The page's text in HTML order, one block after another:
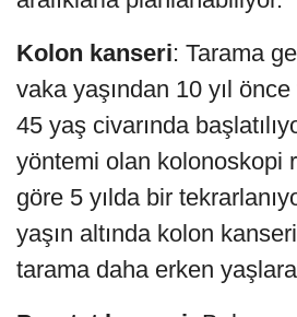
Kolon kanseri: Tarama
vaka yaşından 10 yıl
45 yaş civarında
yöntemi olan kolonoskopi
göre 5 yılda bir
yaşın altında kolon
tarama daha erken